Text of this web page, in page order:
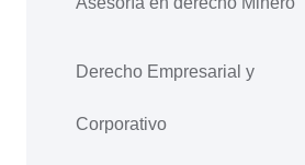
Derecho Empresarial y
Corporativo